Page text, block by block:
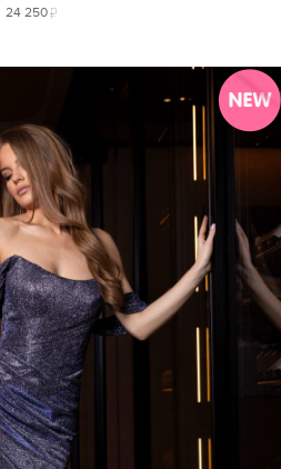
24 250